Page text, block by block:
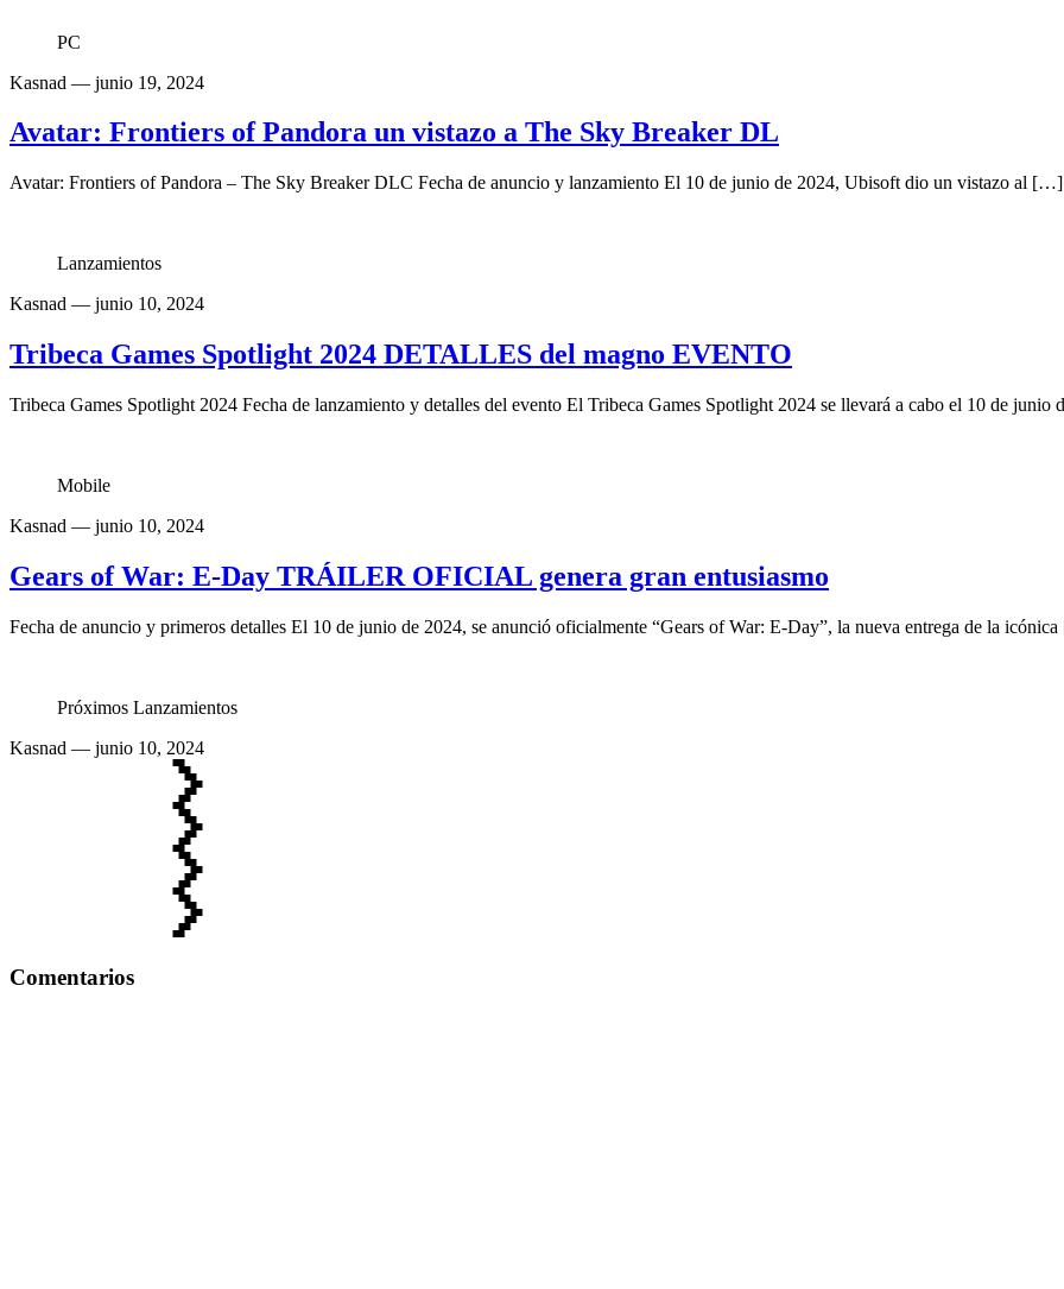
PC
Kasnad — junio 19, 2024
Avatar: Frontiers of Pandora un vistazo a The Sky Breaker DL
Avatar: Frontiers of Pandora – The Sky Breaker DLC Fecha de anuncio y lanzamiento El 10 de junio de 2024, Ubisoft dio un vistazo al […]
Lanzamientos
Kasnad — junio 10, 2024
Tribeca Games Spotlight 2024 DETALLES del magno EVENTO
Tribeca Games Spotlight 2024 Fecha de lanzamiento y detalles del evento El Tribeca Games Spotlight 2024 se llevará a cabo el 10 de
Mobile
Kasnad — junio 10, 2024
Gears of War: E-Day TRÁILER OFICIAL genera gran entusiasmo
Fecha de anuncio y primeros detalles El 10 de junio de 2024, se anunció oficialmente “Gears of War: E-Day”, la nueva entrega de la
Próximos Lanzamientos
Kasnad — junio 10, 2024
Comentarios